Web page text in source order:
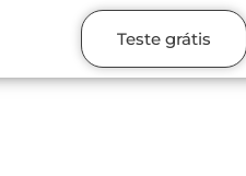
Teste grátis